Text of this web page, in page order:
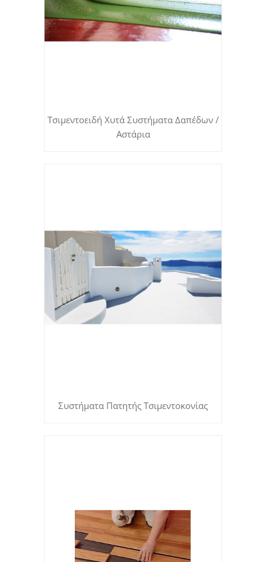
Τσιμεντοειδή Χυτά Συστήματα Δαπέδων /
Αστάρια
Συστήματα Πατητής Τσιμεντοκονίας